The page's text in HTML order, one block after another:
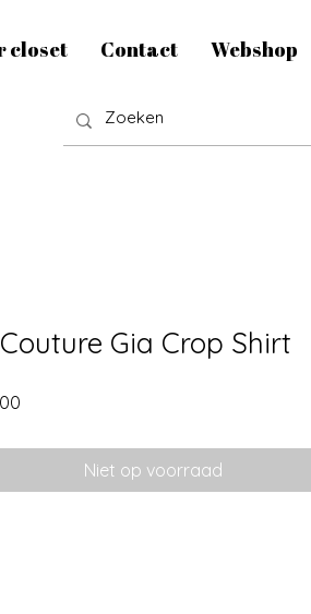
closet Contact Webshop
Gia Crop Shirt
Niet op voorraad